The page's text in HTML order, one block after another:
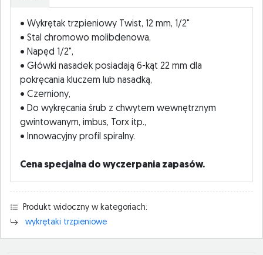
• Wykrętak trzpieniowy Twist, 12 mm, 1/2"
• Stal chromowo molibdenowa,
• Napęd 1/2",
• Główki nasadek posiadają 6-kąt 22 mm dla
pokręcania kluczem lub nasadką,
• Czerniony,
• Do wykręcania śrub z chwytem wewnętrznym
gwintowanym, imbus, Torx itp.,
• Innowacyjny profil spiralny.
Cena specjalna do wyczerpania zapasów.
Produkt widoczny w kategoriach:
wykrętaki trzpieniowe